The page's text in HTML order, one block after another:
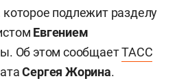
подлежит разделу
Евгением
Об этом сообщаетТАСС
Сергея Жорина.